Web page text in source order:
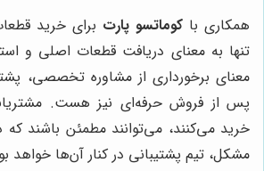
همکاری با کوماتسو پارت برای خرید
تنها به معنای دریافت قطعات اصلی و
معنای برخورداری از مشاوره تخصصی،
پس از فروش حرفه‌ای نیز هست.
خرید می‌کنند، می‌توانند مطمئن باشند که
مشکل، تیم پشتیبانی در کنار آن‌ها خواهد